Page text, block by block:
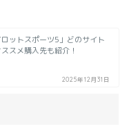
ットスポーツ5」どのサイト
スメ購入先も紹介！
2025年12月31日